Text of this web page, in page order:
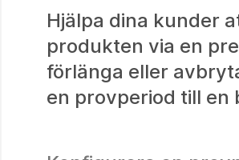
Hjälpa dina kunder
produkten via en
förlänga eller
en provperiod till en